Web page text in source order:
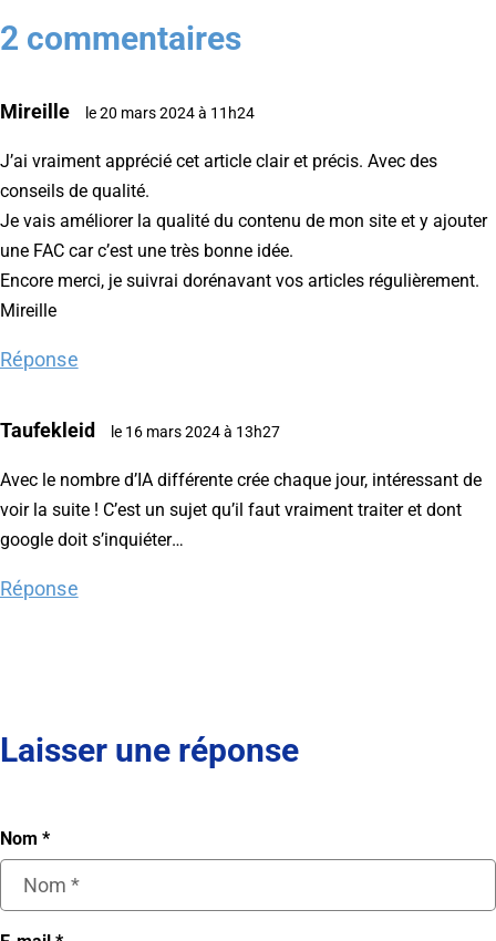
2 commentaires
Mireille le 20 mars 2024 à 11h24
J’ai vraiment apprécié cet article clair et précis. Avec des
conseils de qualité.
Je vais améliorer la qualité du contenu de mon site et y ajouter
une FAC car c’est une très bonne idée.
Encore merci, je suivrai dorénavant vos articles régulièrement.
Mireille
Réponse
Taufekleid le 16 mars 2024 à 13h27
Avec le nombre d’IA différente crée chaque jour, intéressant de
voir la suite ! C’est un sujet qu’il faut vraiment traiter et dont
google doit s’inquiéter…
Réponse
Laisser une réponse
Nom *